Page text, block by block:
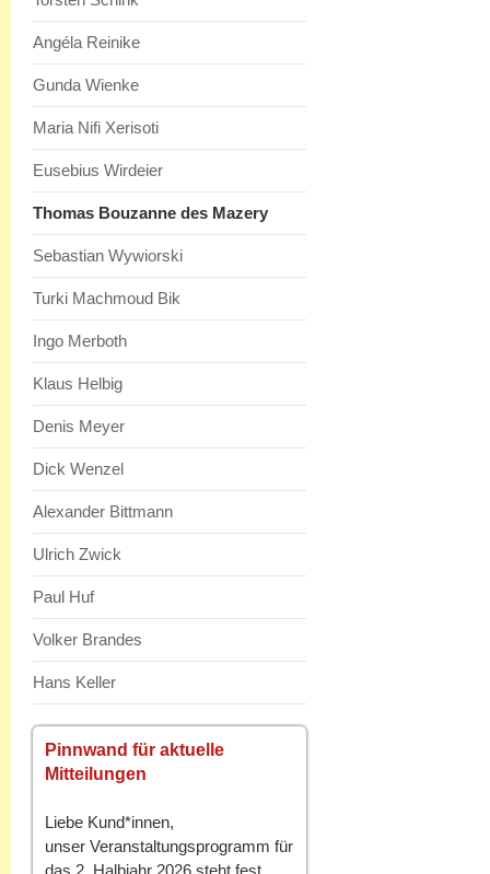
Angéla Reinike
Gunda Wienke
Maria Nifi Xerisoti
Eusebius Wirdeier
Thomas Bouzanne des Mazery
Sebastian Wywiorski
Turki Machmoud Bik
Ingo Merboth
Klaus Helbig
Denis Meyer
Dick Wenzel
Alexander Bittmann
Ulrich Zwick
Paul Huf
Volker Brandes
Hans Keller
Pinnwand für aktuelle
Mitteilungen
Liebe Kund*innen,
unser Veranstaltungsprogramm für
das 2. Halbjahr 2026 steht fest.